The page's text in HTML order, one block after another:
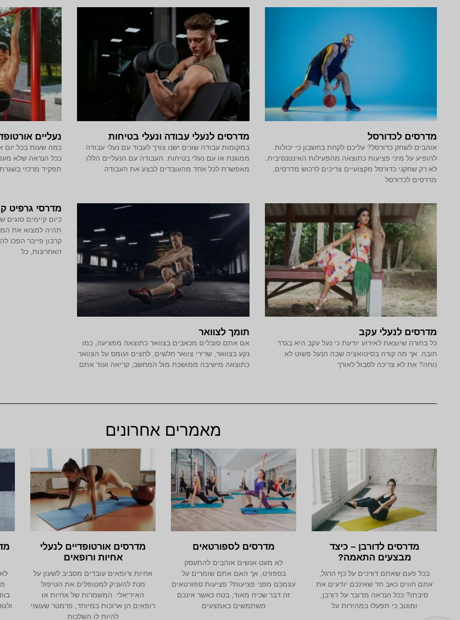
מדרסים לכדורסל
אוהבים לשחק כדורסל? עליכם לקחת בחשבון כי יכולות
להופיע על מיני פציעות כתוצאה מהפעילות האינטנסיבית.
לא רק שחקני כדורסל מקצועיים צריכים לרכוש מדרסים,
מדרסים לכדורסל
מדרסים לנעלי עבודה ונעלי בטיחות
במקומות עבודה שונים ישנו צורך לעבוד עם נעלי עבודה
ממוגנת או עם נעלי בטיחות. העבודה עם הנעליים הללו
מאפשרת לכל אחד מהעובדים לבצע את העבודה
נעליים
כמה שעות בכל יום
ככל הנראה שלא
תפקיד מרכזי
מדרסים לנעלי עקב
כל בחורה שיוצאת לאירוע יודעת כי נעל עקב היא בגדר
חובה. אך מה קורה בסיטואציה שבה הנעל פשוט לא
נוחה? את לא צריכה לסבול לאורך
תומך לצוואר
אם אתם סובלים מכאבים בצוואר כתוצאה מפציעה, כמו
נקע בצוואר, שרירי צוואר חלשים, לחצים ועומס על הצוואר
כתוצאה מישיבה ממושכת מול המחשב, קריאה ועוד אתם
מדרסי גרפיט
כיום קיימים
תהיה למצוא את
קרבון פייבר הפכו
האחרונות, כל
מאמרים אחרונים
מדרסים לדורבן – כיצד
מבצעים התאמה?
בכל פעם שאתם דורכים על כף הרגל,
אתם חווים כאב חד שאינכם יודעים את
סיבתו? ככל הנראה מדובר על דורבן,
ומוטב כי תפעלו במהירות על
מדרסים לספורטאים
לא מעט אנשים אוהבים להתעסק
בספורט, אך האם אתם שומרים על
עצמכם מפני פציעות? פציעות ספורטאים
זה דבר שכיח מאוד, בטח כאשר אינכם
משתמשים באמצעים
מדרסים אורטופדיים לנעלי
אחיות ורופאים
אחיות ורופאים עובדים מסביב לשעון על
מנת להעניק למטופלים את הטיפול
האידיאלי. המשמרות של אחיות או
רופאים הן ארוכות במיוחד, פרמטר שעשוי
להיות לו השלכות